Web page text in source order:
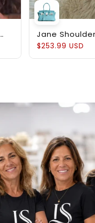
Jane
Estruturada
$253.99 USD